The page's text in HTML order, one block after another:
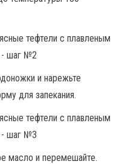
и нарежьте
для запекания.
масло и перемешайте.